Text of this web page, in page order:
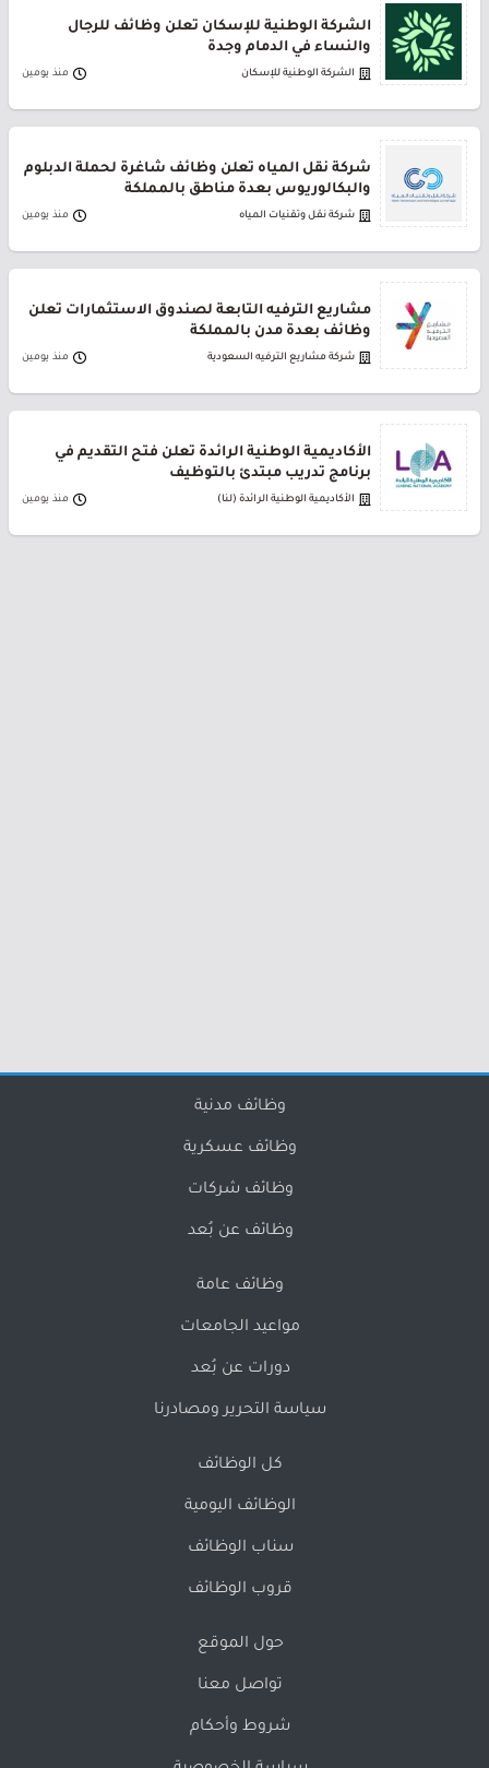
الشركة الوطنية للإسكان تعلن وظائف للرجال
والنساء في الدمام وجدة
الشركة الوطنية للإسكان منذ يومين
شركة نقل المياه تعلن وظائف شاغرة لحملة الدبلوم
والبكالوريوس بعدة مناطق بالمملكة
شركة نقل وتقنيات المياه منذ يومين
مشاريع الترفيه التابعة لصندوق الاستثمارات تعلن
وظائف بعدة مدن بالمملكة
شركة مشاريع الترفيه السعودية منذ يومين
الأكاديمية الوطنية الرائدة تعلن فتح التقديم في
برنامج تدريب مبتدئ بالتوظيف
الأكاديمية الوطنية الرائدة (لنا) منذ يومين
وظائف مدنية
وظائف عسكرية
وظائف شركات
وظائف عن بُعد
وظائف عامة
مواعيد الجامعات
دورات عن بُعد
سياسة التحرير ومصادرنا
كل الوظائف
الوظائف اليومية
سناب الوظائف
قروب الوظائف
حول الموقع
تواصل معنا
شروط وأحكام